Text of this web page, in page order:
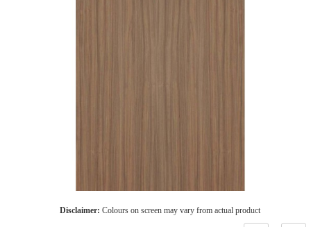
Disclaimer: Colours on screen may vary from actual product